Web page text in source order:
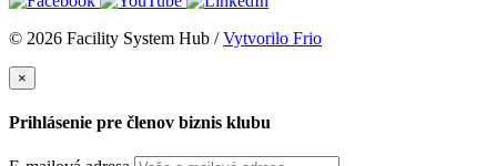
© 2026 Facility System Hub /Vytvorilo Frio
×
Prihlásenie pre členov biznis klubu